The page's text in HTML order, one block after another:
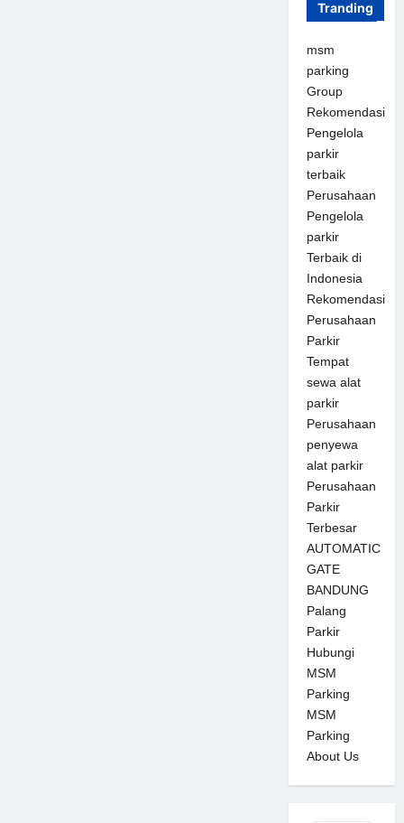
Tranding
msm
parking
Group
Rekomendasi
Pengelola
parkir
terbaik
Perusahaan
Pengelola
parkir
Terbaik di
Indonesia
Rekomendasi
Perusahaan
Parkir
Tempat
sewa alat
parkir
Perusahaan
penyewa
alat parkir
Perusahaan
Parkir
Terbesar
AUTOMATIC
GATE
BANDUNG
Palang
Parkir
Hubungi
MSM
Parking
MSM
Parking
About Us